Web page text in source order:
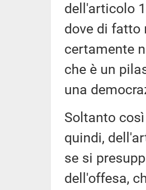
dell'articolo
dove di fatto
certamente
che è un
una
Soltanto
quindi,
se si
dell'offesa,